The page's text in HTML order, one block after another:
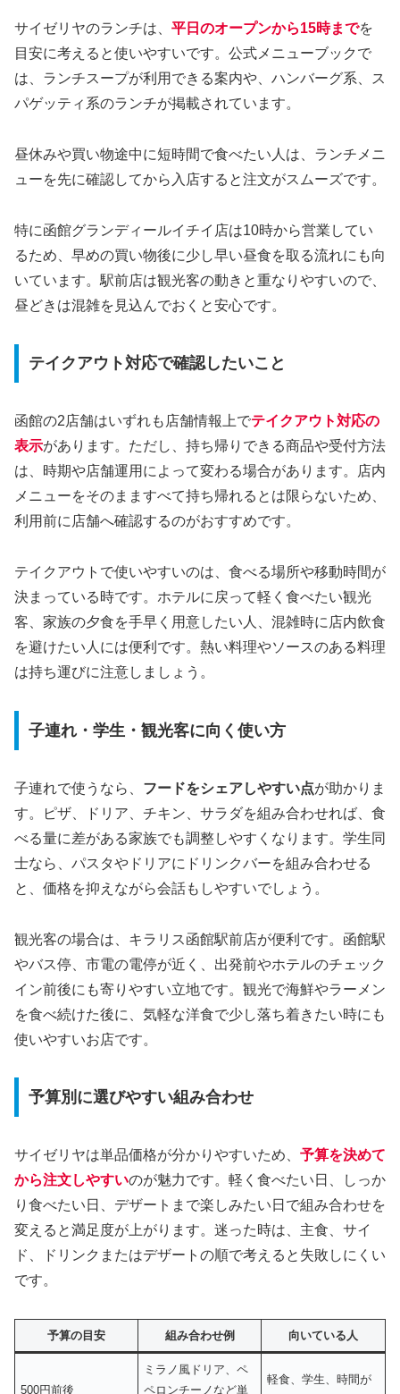
サイゼリヤのランチは、 平日のオープンから15時までを
目安に考えると使いやすいです。公式メニューブックで
は、ランチスープが利用できる案内や、ハンバーグ系、ス
パゲッティ系のランチが掲載されています。
昼休みや買い物途中に短時間で食べたい人は、ランチメニ
ューを先に確認してから入店すると注文がスムーズです。
特に函館グランディールイチイ店は10時から営業してい
るため、早めの買い物後に少し早い昼食を取る流れにも向
いています。駅前店は観光客の動きと重なりやすいので、
昼どきは混雑を見込んでおくと安心です。
テイクアウト対応で確認したいこと
函館の2店舗はいずれも店舗情報上でテイクアウト対応の
表示があります。ただし、持ち帰りできる商品や受付方法
は、時期や店舗運用によって変わる場合があります。店内
メニューをそのまますべて持ち帰れるとは限らないため、
利用前に店舗へ確認するのがおすすめです。
テイクアウトで使いやすいのは、食べる場所や移動時間が
決まっている時です。ホテルに戻って軽く食べたい観光
客、家族の夕食を手早く用意したい人、混雑時に店内飲食
を避けたい人には便利です。熱い料理やソースのある料理
は持ち運びに注意しましょう。
子連れ・学生・観光客に向く使い方
子連れで使うなら、 フードをシェアしやすい点が助かりま
す。ピザ、ドリア、チキン、サラダを組み合わせれば、食
べる量に差がある家族でも調整しやすくなります。学生同
士なら、パスタやドリアにドリンクバーを組み合わせる
と、価格を抑えながら会話もしやすいでしょう。
観光客の場合は、キラリス函館駅前店が便利です。函館駅
やバス停、市電の電停が近く、出発前やホテルのチェック
イン前後にも寄りやすい立地です。観光で海鮮やラーメン
を食べ続けた後に、気軽な洋食で少し落ち着きたい時にも
使いやすいお店です。
予算別に選びやすい組み合わせ
サイゼリヤは単品価格が分かりやすいため、 予算を決めて
から注文しやすいのが魅力です。軽く食べたい日、しっか
り食べたい日、デザートまで楽しみたい日で組み合わせを
変えると満足度が上がります。迷った時は、主食、サイ
ド、ドリンクまたはデザートの順で考えると失敗しにくい
です。
予算の目安 組み合わせ例 向いている人
500円前後
ミラノ風ドリア、ペ
ペロンチーノなど単
軽食、学生、時間が